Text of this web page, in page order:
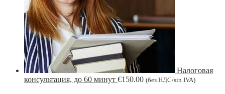
Налоговая
консультация, до 60 минут €150.00 (без НДС/sin IVA)